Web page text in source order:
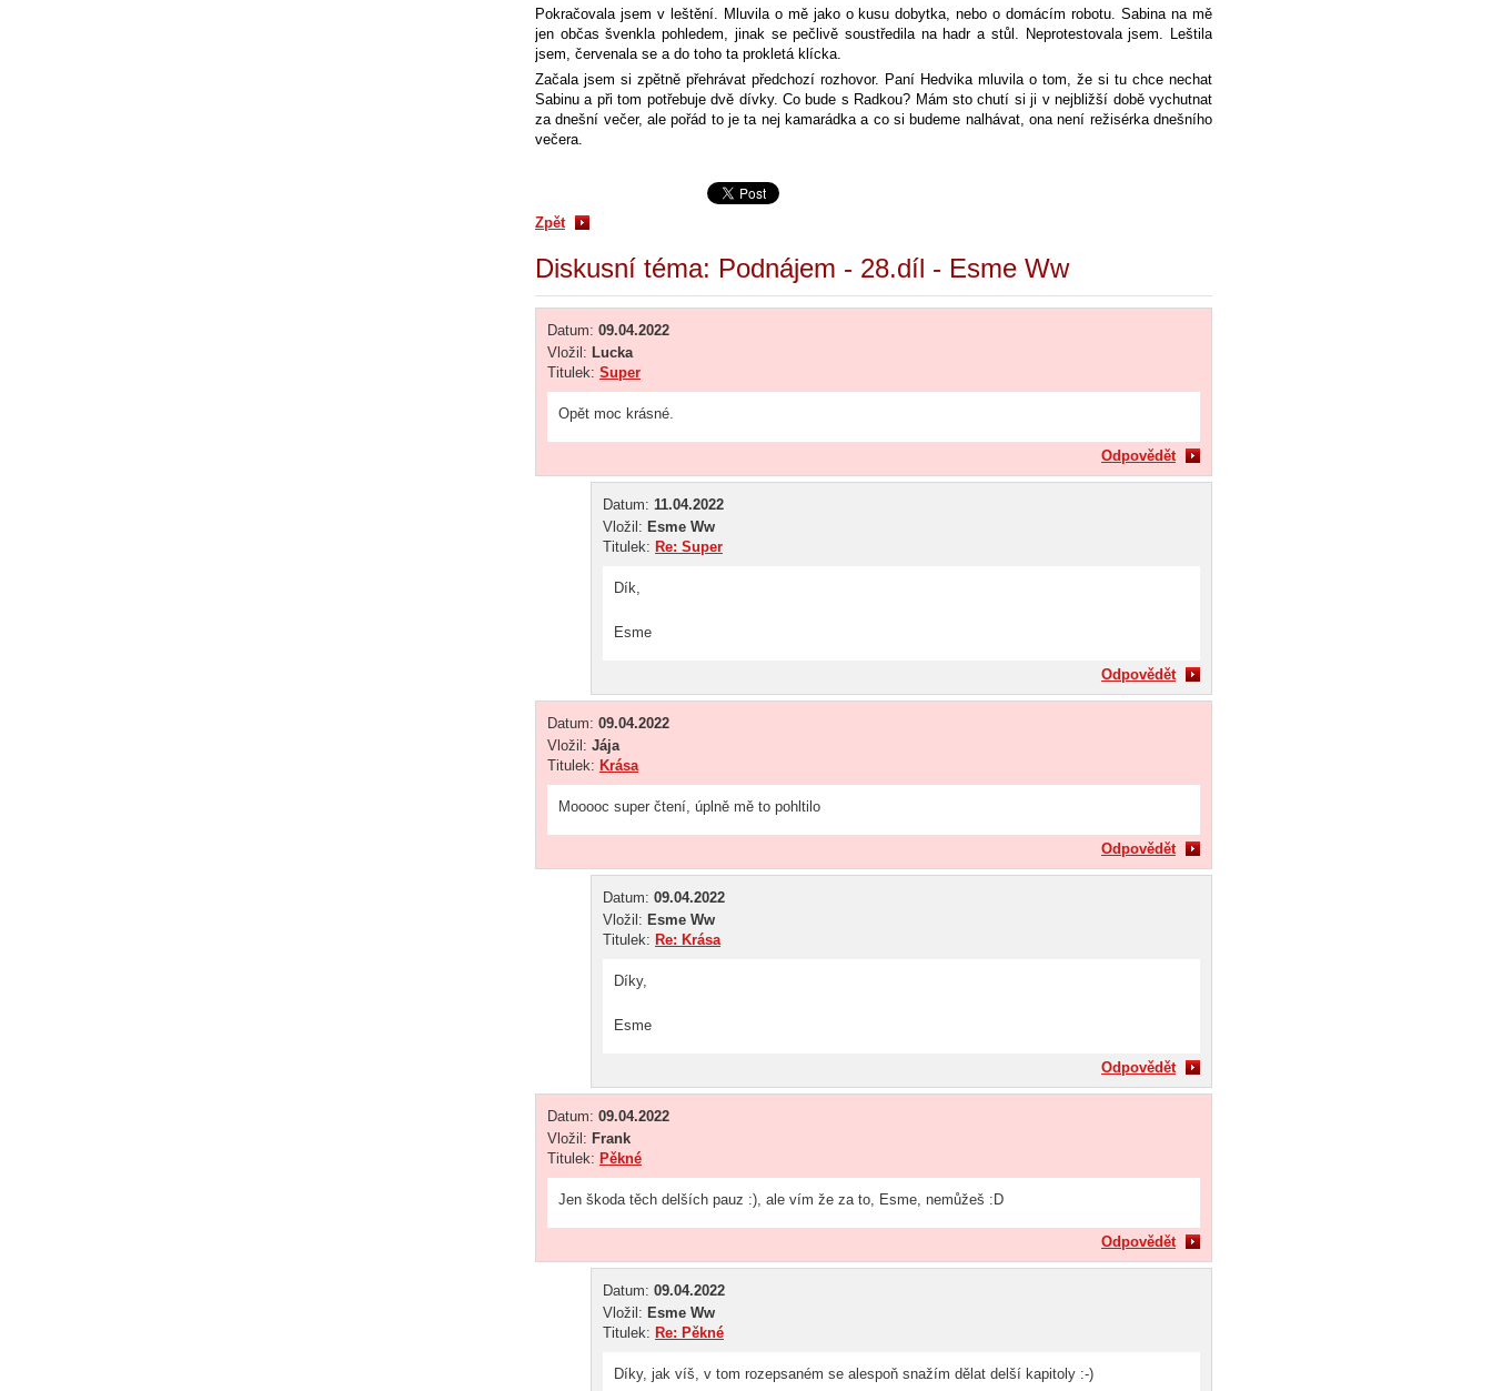
Pokračovala jsem v leštění. Mluvila o mě jako o kusu dobytka, nebo o domácím robotu. Sabina na mě
jen občas švenkla pohledem, jinak se pečlivě soustředila na hadr a stůl. Neprotestovala jsem. Leštila
jsem, červenala se a do toho ta prokletá klícka.
Začala jsem si zpětně přehrávat předchozí rozhovor. Paní Hedvika mluvila o tom, že si tu chce nechat
Sabinu a při tom potřebuje dvě dívky. Co bude s Radkou? Mám sto chutí si ji v nejbližší době vychutnat
za dnešní večer, ale pořád to je ta nej kamarádka a co si budeme nalhávat, ona není režisérka dnešního
večera.
Zpět
Diskusní téma: Podnájem - 28.díl - Esme Ww
Datum: 09.04.2022
Vložil: Lucka
Titulek: Super
Opět moc krásné.
Odpovědět
Datum: 11.04.2022
Vložil: Esme Ww
Titulek: Re: Super
Dík,
Esme
Odpovědět
Datum: 09.04.2022
Vložil: Jája
Titulek: Krása
Mooooc super čtení, úplně mě to pohltilo
Odpovědět
Datum: 09.04.2022
Vložil: Esme Ww
Titulek: Re: Krása
Díky,
Esme
Odpovědět
Datum: 09.04.2022
Vložil: Frank
Titulek: Pěkné
Jen škoda těch delších pauz :), ale vím že za to, Esme, nemůžeš :D
Odpovědět
Datum: 09.04.2022
Vložil: Esme Ww
Titulek: Re: Pěkné
Díky, jak víš, v tom rozepsaném se alespoň snažím dělat delší kapitoly :-)